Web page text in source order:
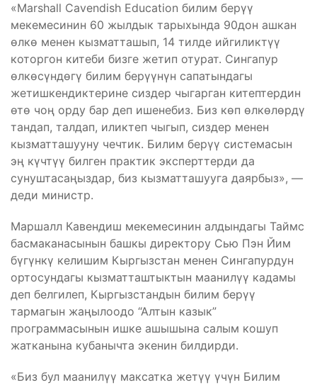
«Marshall Cavendish Education билим берүү
мекемесинин 60 жылдык тарыхында 90дон ашкан
өлкө менен кызматташып, 14 тилде ийгиликтүү
которгон китеби бизге жетип отурат. Сингапур
өлкөсүндөгү билим берүүнүн сапатындагы
жетишкендиктерине сиздер чыгарган китептердин
өтө чоң орду бар деп ишенебиз. Биз көп өлкөлөрдү
тандап, талдап, иликтеп чыгып, сиздер менен
кызматташууну чечтик. Билим берүү системасын
эң күчтүү билген практик эксперттерди да
сунуштасаңыздар, биз кызматташууга даярбыз», —
деди министр.
Маршалл Кавендиш мекемесинин алдындагы Таймс
басмаканасынын башкы директору Сью Пэн Йим
бүгүнкү келишим Кыргызстан менен Сингапурдун
ортосундагы кызматташтыктын маанилүү кадамы
деп белгилеп, Кыргызстандын билим берүү
тармагын жаңылоодо “Алтын казык”
программасынын ишке ашышына салым кошуп
жатканына кубанычта экенин билдирди.
«Биз бул маанилүү максатка жетүү үчүн Билим